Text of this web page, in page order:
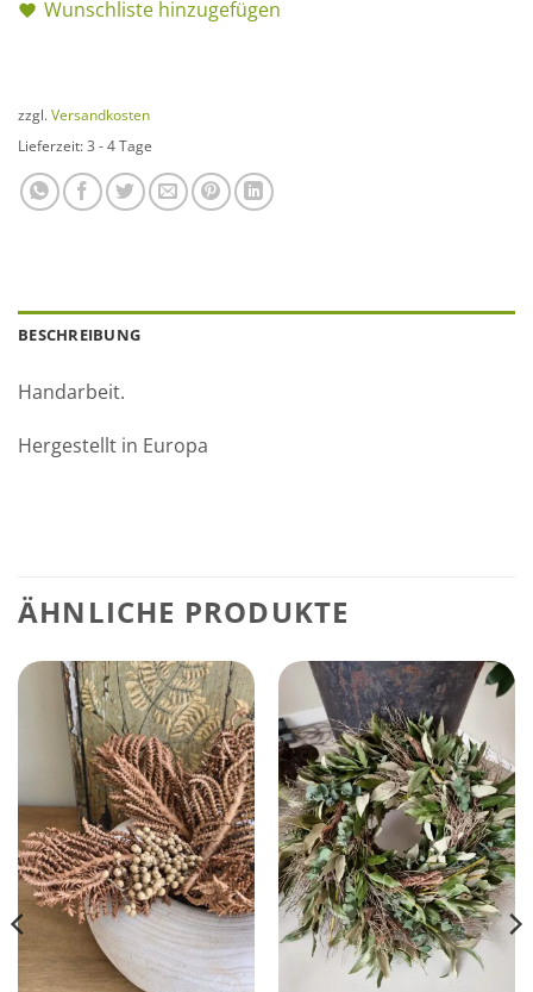
Wunschliste hinzugefügen
zzgl. Versandkosten
Lieferzeit: 3 - 4 Tage
BESCHREIBUNG
Handarbeit.
Hergestellt in Europa
ÄHNLICHE PRODUKTE